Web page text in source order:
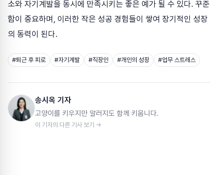
소와 자기계발을 동시에 만족시키는 좋은 예가 될 수 있다. 꾸준
함이 중요하며, 이러한 작은 성공 경험들이 쌓여 장기적인 성장
의 동력이 된다.
#퇴근 후 피로 #자기계발 #직장인 #개인의 성장 #업무 스트레스
송시옥 기자
고양이를 키우지만 알러지도 함께 키웁니다.
이 기자의 다른 기사 보기 →